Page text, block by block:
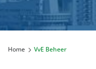
Home VvE Beheer